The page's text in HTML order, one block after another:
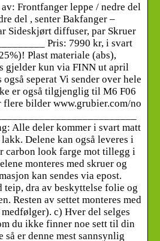
Frontfanger leppe / nedre del
del , senter Bakfanger –
Sideskjørt diffuser, par Skruer
Pris: 7990 kr, i svart
Plast materiale (abs),
gjelder kun via FINN ut april
seperat Vi sender over hele
er også tilgjenglig til M6 F06
flere bilder www.grubier.com/no
Alle deler kommer i svart matt
Delene kan også leveres i
carbon look farge mot tillegg i
monteres med skruer og
kan sendes via epost.
teip, dra av beskyttelse folie og
Resten av settet monteres med
c) Hver del selges
du ikke finner noe sett til din
så er denne mest sannsynlig